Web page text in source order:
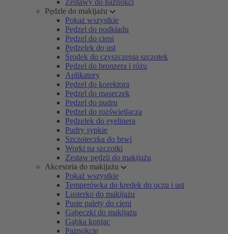
Zestawy do paznokci
Pędzle do makijażu
Pokaż wszystkie
Pędzel do podkładu
Pędzel do cieni
Pędzelek do ust
Środek do czyszczenia szczotek
Pędzel do bronzera i różu
Aplikatory
Pędzel do korektora
Pędzel do maseczek
Pędzel do pudru
Pędzel do rozświetlacza
Pędzelek do eyelinera
Pudry sypkie
Szczoteczka do brwi
Worki na szczotki
Zestaw pędzli do makijażu
Akcesoria do makijażu
Pokaż wszystkie
Temperówka do kredek do oczu i ust
Lusterko do makijażu
Puste palety do cieni
Gąbeczki do makijażu
Gąbka konjac
Paznokcie